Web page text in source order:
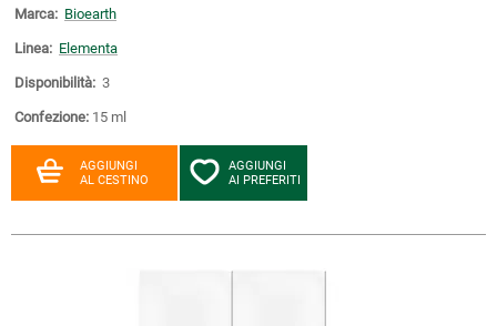
Marca: Bioearth
Linea: Elementa
Disponibilità: 3
Confezione: 15 ml
AGGIUNGI
AL CESTINO
AGGIUNGI
AI PREFERITI